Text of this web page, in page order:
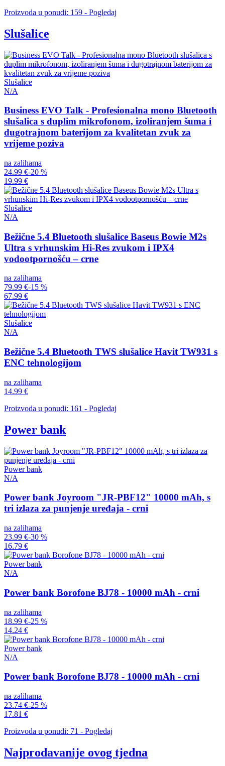
Proizvoda u ponudi: 159 - Pogledaj
Slušalice
Slušalice
N/A
Business EVO Talk - Profesionalna mono Bluetooth
slušalica s duplim mikrofonom, izoliranjem šuma i
dugotrajnom baterijom za kvalitetan zvuk za
vrijeme poziva
na zalihama
24.99 €-20 %
19.99 €
Slušalice
N/A
Bežične 5.4 Bluetooth slušalice Baseus Bowie M2s
Ultra s vrhunskim Hi-Res zvukom i IPX4
vodootpornošću – crne
na zalihama
79.99 €-15 %
67.99 €
Slušalice
N/A
Bežične 5.4 Bluetooth TWS slušalice Havit TW931 s
ENC tehnologijom
na zalihama
14.99 €
Proizvoda u ponudi: 161 - Pogledaj
Power bank
Power bank
N/A
Power bank Joyroom "JR-PBF12" 10000 mAh, s
tri izlaza za punjenje uređaja - crni
na zalihama
23.99 €-30 %
16.79 €
Power bank
N/A
Power bank Borofone BJ78 - 10000 mAh - crni
na zalihama
18.99 €-25 %
14.24 €
Power bank
N/A
Power bank Borofone BJ78 - 10000 mAh - crni
na zalihama
23.74 €-25 %
17.81 €
Proizvoda u ponudi: 71 - Pogledaj
Najprodavanije ovog tjedna